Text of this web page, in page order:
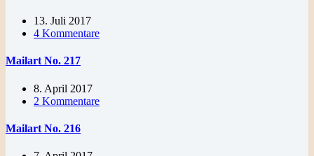
13. Juli 2017
4 Kommentare
Mailart No. 217
8. April 2017
2 Kommentare
Mailart No. 216